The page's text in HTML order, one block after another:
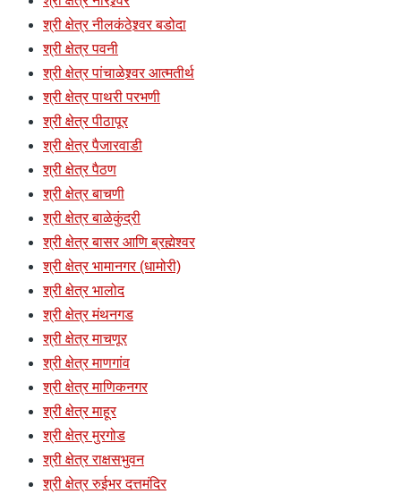
श्री क्षेत्र नीलकंठेश्र्वर बडोदा
श्री क्षेत्र पवनी
श्री क्षेत्र पांचाळेश्र्वर आत्मतीर्थ
श्री क्षेत्र पाथरी परभणी
श्री क्षेत्र पीठापूर
श्री क्षेत्र पैजारवाडी
श्री क्षेत्र पैठण
श्री क्षेत्र बाचणी
श्री क्षेत्र बाळेकुंद्री
श्री क्षेत्र बासर आणि ब्रह्मेश्वर
श्री क्षेत्र भामानगर (धामोरी)
श्री क्षेत्र भालोद
श्री क्षेत्र मंथनगड
श्री क्षेत्र माचणूर
श्री क्षेत्र माणगांव
श्री क्षेत्र माणिकनगर
श्री क्षेत्र माहूर
श्री क्षेत्र मुरगोड
श्री क्षेत्र राक्षसभुवन
श्री क्षेत्र रुईभर दत्तमंदिर